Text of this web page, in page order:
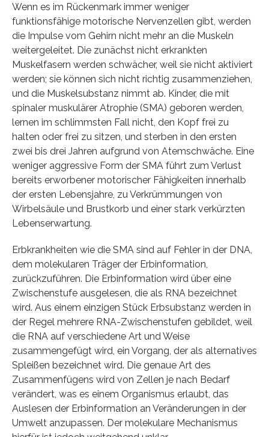
Wenn es im Rückenmark immer weniger
funktionsfähige motorische Nervenzellen gibt, werden
die Impulse vom Gehirn nicht mehr an die Muskeln
weitergeleitet. Die zunächst nicht erkrankten
Muskelfasern werden schwächer, weil sie nicht aktiviert
werden; sie können sich nicht richtig zusammenziehen,
und die Muskelsubstanz nimmt ab. Kinder, die mit
spinaler muskulärer Atrophie (SMA) geboren werden,
lernen im schlimmsten Fall nicht, den Kopf frei zu
halten oder frei zu sitzen, und sterben in den ersten
zwei bis drei Jahren aufgrund von Atemschwäche. Eine
weniger aggressive Form der SMA führt zum Verlust
bereits erworbener motorischer Fähigkeiten innerhalb
der ersten Lebensjahre, zu Verkrümmungen von
Wirbelsäule und Brustkorb und einer stark verkürzten
Lebenserwartung.
Erbkrankheiten wie die SMA sind auf Fehler in der DNA,
dem molekularen Träger der Erbinformation,
zurückzuführen. Die Erbinformation wird über eine
Zwischenstufe ausgelesen, die als RNA bezeichnet
wird. Aus einem einzigen Stück Erbsubstanz werden in
der Regel mehrere RNA-Zwischenstufen gebildet, weil
die RNA auf verschiedene Art und Weise
zusammengefügt wird, ein Vorgang, der als alternatives
Spleißen bezeichnet wird. Die genaue Art des
Zusammenfügens wird von Zellen je nach Bedarf
verändert, was es einem Organismus erlaubt, das
Auslesen der Erbinformation an Veränderungen in der
Umwelt anzupassen. Der molekulare Mechanismus